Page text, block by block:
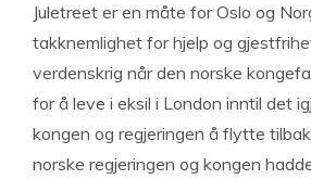
Juletreet er en måte for Oslo og
takknemlighet for hjelp og
verdenskrig når den norske
for å leve i eksil i London inntil det
kongen og regjeringen å flytte
norske regjeringen og kongen